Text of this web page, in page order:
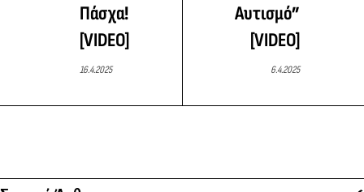
Πάσχα!
[VIDEO]
16.4.2025
Αυτισμό”
[VIDEO]
6.4.2025